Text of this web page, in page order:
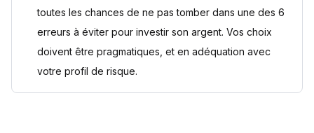
toutes les chances de ne pas tomber dans une des 6
erreurs à éviter pour investir son argent. Vos choix
doivent être pragmatiques, et en adéquation avec
votre profil de risque.